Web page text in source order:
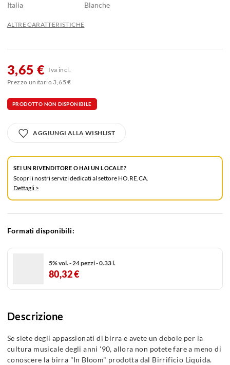
3,65 € Iva incl.
Prezzo unitario 3,65 €
Italia
Blanche
ALTRE CARATTERISTICHE
PRODOTTO NON DISPONIBILE
AGGIUNGI ALLA WISHLIST
SEI UN RIVENDITORE O HAI UN LOCALE?
Scopri i nostri servizi dedicati al settore HO.RE.CA.
Dettagli >
Formati disponibili:
5% vol. - 24 pezzi - 0.33 l.
80,32 €
Descrizione
Se siete degli appassionati di birra e avete un debole per la
cultura musicale degli anni '90, allora non potete fare a meno di
conoscere la birra "In Bloom" prodotta dal Birrificio Liquida.